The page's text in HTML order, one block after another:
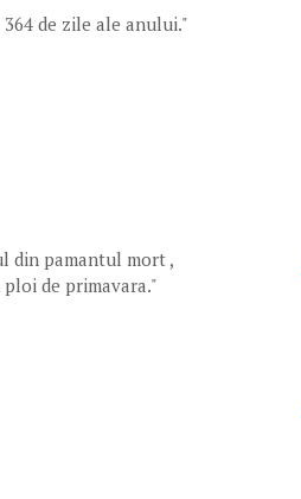
de zile ale anului."
din pamantul mort ,
de primavara."